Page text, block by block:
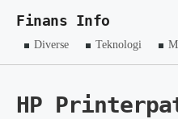
Finans Info
Diverse Teknologi
HP